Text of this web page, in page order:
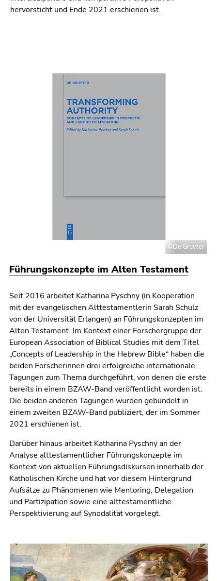
hervorsticht und Ende 2021 erschienen ist.
©De Gruyter
Führungskonzepte im Alten Testament
Seit 2016 arbeitet Katharina Pyschny (in Kooperation
mit der evangelischen Alt­testa­mentlerin Sarah Schulz
von der Universität Erlangen) an Führungskonzepten im
Alten Testa­ment. Im Kontext einer Forschergruppe der
European Association of Biblical Studies mit dem Titel
„Concepts of Leadership in the Hebrew Bible“ haben die
beiden Forscherinnen drei erfolgreiche inter­nationale
Tagungen zum Thema durchgeführt, von denen die erste
bereits in einem BZAW-Band veröffentlicht worden ist.
Die beiden anderen Tagungen wurden gebündelt in
einem zwei­ten BZAW-Band publiziert, der im Sommer
2021 erschienen ist.
Darüber hinaus arbeitet Katharina Pyschny an der
Analyse alttestamentlicher Führungs­konzepte im
Kontext von aktuellen Führungsdiskursen innerhalb der
Katholischen Kirche und hat vor diesem Hintergrund
Aufsätze zu Phänomenen wie Mentoring, Delegation
und Partizipation sowie eine alttestamentliche
Perspektivierung auf Synodalität vorgelegt.